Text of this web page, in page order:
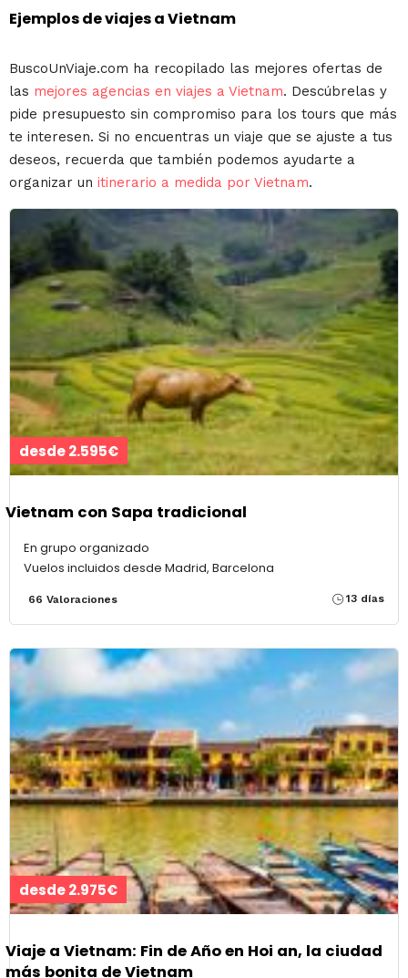
Ejemplos de viajes a Vietnam
BuscoUnViaje.com ha recopilado las mejores ofertas de
las mejores agencias en viajes a Vietnam. Descúbrelas y
pide presupuesto sin compromiso para los tours que más
te interesen. Si no encuentras un viaje que se ajuste a tus
deseos, recuerda que también podemos ayudarte a
organizar un itinerario a medida por Vietnam.
desde 2.595€
Vietnam con Sapa tradicional
En grupo organizado
Vuelos incluidos desde Madrid, Barcelona
66 Valoraciones 13 días
desde 2.975€
Viaje a Vietnam: Fin de Año en Hoi an, la ciudad
más bonita de Vietnam